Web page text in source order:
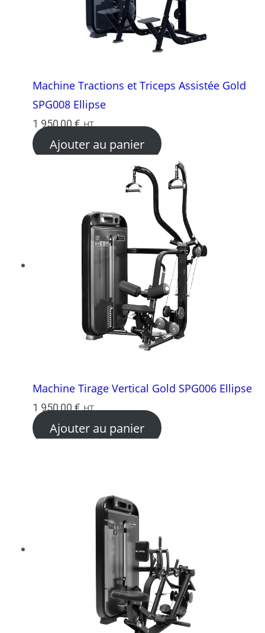
Machine Tractions et Triceps Assistée Gold
SPG008 Ellipse
1 950,00€ HT
Ajouter au panier
Machine Tirage Vertical Gold SPG006 Ellipse
1 950,00€ HT
Ajouter au panier